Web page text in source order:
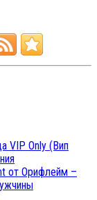
VIP Only (Вип
от Орифлейм –